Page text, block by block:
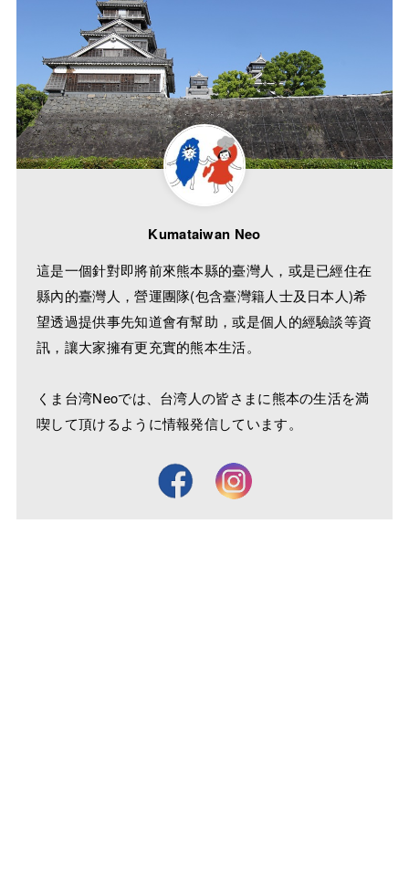
Kumataiwan Neo
這是一個針對即將前來熊本縣的臺灣人，或是已經住在
縣內的臺灣人，營運團隊(包含臺灣籍人士及日本人)希
望透過提供事先知道會有幫助，或是個人的經驗談等資
訊，讓大家擁有更充實的熊本生活。
くま台湾Neoでは、台湾人の皆さまに熊本の生活を満
喫して頂けるように情報発信しています。